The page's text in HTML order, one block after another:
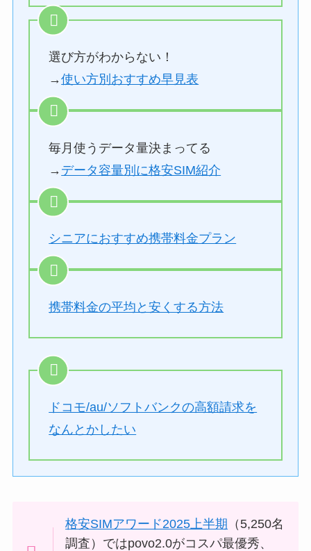
選び方がわからない！
→使い方別おすすめ早見表
毎月使うデータ量決まってる
→ データ容量別に格安SIM紹介
シニアにおすすめ携帯料金プラン
携帯料金の平均と安くする方法
ドコモ/au/ソフトバンクの高額請求を
なんとかしたい
格安SIMアワード2025上半期 （5,250名
調査）ではpovo2.0がコスパ最優秀、